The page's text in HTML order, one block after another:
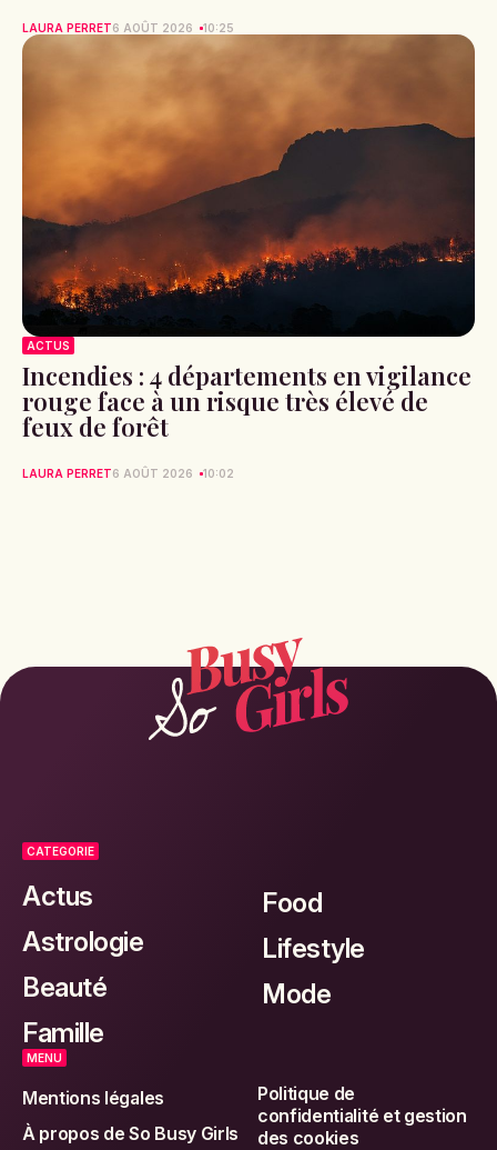
LAURA PERRET6 AOÛT 2026 10:25
ACTUS
Incendies : 4 départements en vigilance
rouge face à un risque très élevé de
feux de forêt
LAURA PERRET6 AOÛT 2026 10:02
CATEGORIE
Actus
Astrologie
Beauté
Famille
Food
Lifestyle
Mode
MENU
Mentions légales
À propos de So Busy Girls
Politique de
confidentialité et gestion
des cookies